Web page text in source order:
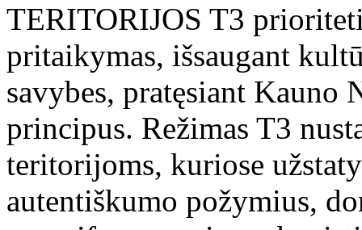
TERITORIJOS T3
pritaikymas, išsaugant
savybes, pratęsiant
principus. Režimas T3
teritorijoms, kuriose
autentiškumo požymius,